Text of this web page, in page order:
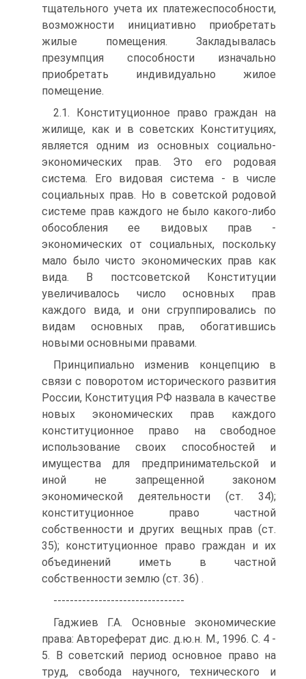
тщательного учета их платежеспособности,
возможности инициативно приобретать
жилые помещения. Закладывалась
презумпция способности изначально
приобретать индивидуально жилое
помещение.
2.1. Конституционное право граждан на
жилище, как и в советских Конституциях,
является одним из основных социально-
экономических прав. Это его родовая
система. Его видовая система - в числе
социальных прав. Но в советской родовой
системе прав каждого не было какого-либо
обособления ее видовых прав -
экономических от социальных, поскольку
мало было чисто экономических прав как
вида. В постсоветской Конституции
увеличивалось число основных прав
каждого вида, и они сгруппировались по
видам основных прав, обогатившись
новыми основными правами.
Принципиально изменив концепцию в
связи с поворотом исторического развития
России, Конституция РФ назвала в качестве
новых экономических прав каждого
конституционное право на свободное
использование своих способностей и
имущества для предпринимательской и
иной не запрещенной законом
экономической деятельности (ст. 34);
конституционное право частной
собственности и других вещных прав (ст.
35); конституционное право граждан и их
объединений иметь в частной
собственности землю (ст. 36) .
--------------------------------
Гаджиев Г.А. Основные экономические
права: Автореферат дис. д.ю.н. М., 1996. С. 4 -
5. В советский период основное право на
труд, свобода научного, технического и